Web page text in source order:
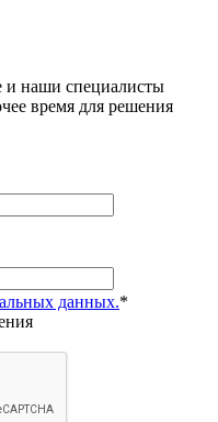
и наши специалисты
время для решения
данных.*